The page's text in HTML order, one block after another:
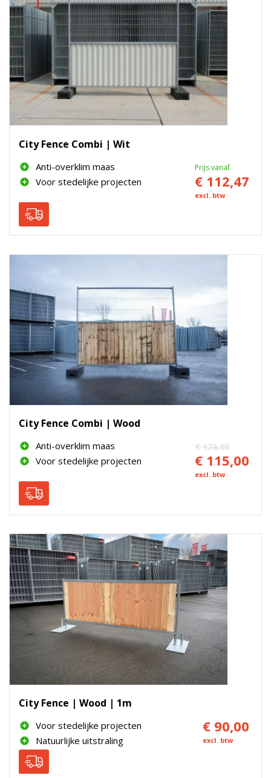
City Fence Combi | Wit
Prijs vanaf
€ 112,47
excl. btw
Anti-overklim maas
Voor stedelijke projecten
City Fence Combi | Wood
€ 124,00
€ 115,00
excl. btw
Anti-overklim maas
Voor stedelijke projecten
City Fence | Wood | 1m
€ 90,00
excl. btw
Voor stedelijke projecten
Natuurlijke uitstraling